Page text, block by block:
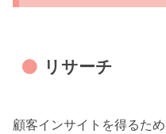
リサーチ
顧客インサイトを得るた